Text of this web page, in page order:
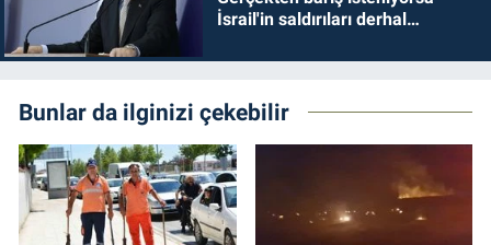
İsrail'in saldırıları derhal
Bunlar da ilginizi çekebilir